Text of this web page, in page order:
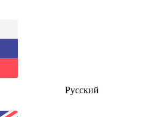
Русский